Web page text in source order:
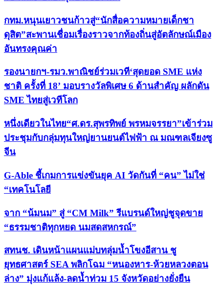
กทม.หนุนเยาวชนก้าวสู่“นักสื่อความหมายเด็กชา
ดุสิต”สะพานเชื่อมเรื่องราวจากท้องถิ่นสู่อัตลักษณ์เมือง
อันทรงคุณค่า
รองนายกฯ-รมว.พาณิชย์ร่วมเวที‘สุดยอด SME แห่ง
ชาติ ครั้งที่ 18’ มอบรางวัลพิเศษ 6 ด้านสำคัญ ผลักดัน
SME ไทยสู่เวทีโลก
หนึ่งเดียวในไทย“ศ.ดร.สุพรทิพย์ พรหมจรรยา”เข้าร่วม
ประชุมกับกลุ่มทุนใหญ่ยานยนต์ไฟฟ้า ณ มณฑลเจียงซู
จีน
G-Able ชี้เกมการแข่งขันยุค AI วัดกันที่ “คน” ไม่ใช่
“เทคโนโลยี
จาก “น้มนม” สู่ “CM Milk” รีแบรนด์ใหญ่ชูจุดขาย
“ธรรมชาติทุกหยด นมสดสหกรณ์”
สทนช. เดินหน้าแผนแม่บทลุ่มน้ำโขงอีสาน ชู
ยุทธศาสตร์ SEA พลิกโฉม “หนองหาร-ห้วยหลวงตอน
ล่าง” มุ่งแก้แล้ง-ลดน้ำท่วม 15 จังหวัดอย่างยั่งยืน